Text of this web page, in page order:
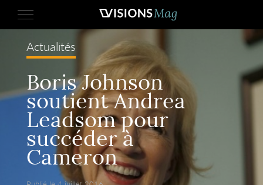
Actualités
Boris Johnson
soutient Andrea
Leadsom pour
succéder à
Cameron